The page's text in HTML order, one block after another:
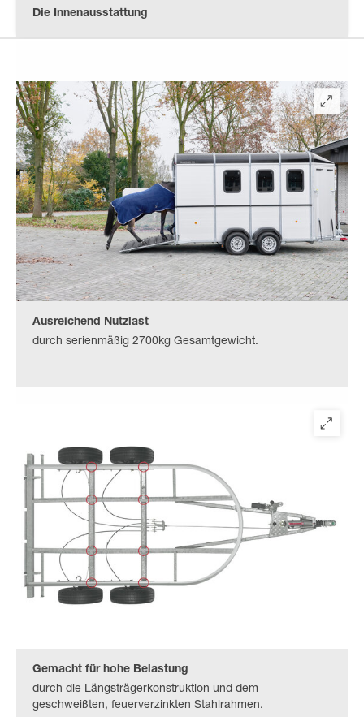
Die Innenausstattung
Ausreichend Nutzlast
durch serienmäßig 2700kg Gesamtgewicht.
Gemacht für hohe Belastung
durch die Längsträgerkonstruktion und dem
geschweißten, feuerverzinkten Stahlrahmen.